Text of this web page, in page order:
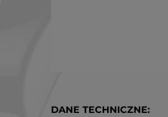
DANE TECHNICZNE: